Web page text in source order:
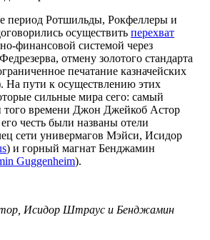
период Ротшильды, Рокфеллеры и
осуществить перехват
финансовой системой через
отмену золотого стандарта
печатание казначейских
На пути к осуществлению этих
сильные мира сего: самый
того времени Джон Джейкоб Астор
честь были названы отели
сети универмагов Мэйси, Исидор
) и горный магнат Бенджамин
Guggenheim).
Исидор Штраус и Бенджамин